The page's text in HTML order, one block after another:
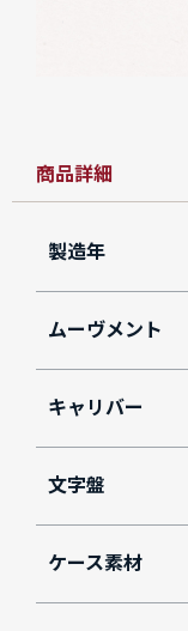
商品詳細
製造年
ムーヴメント
キャリバー
文字盤
ケース素材